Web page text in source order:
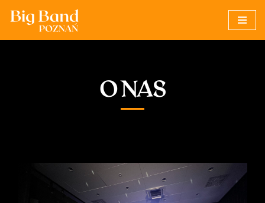
Przejdź
O NAS